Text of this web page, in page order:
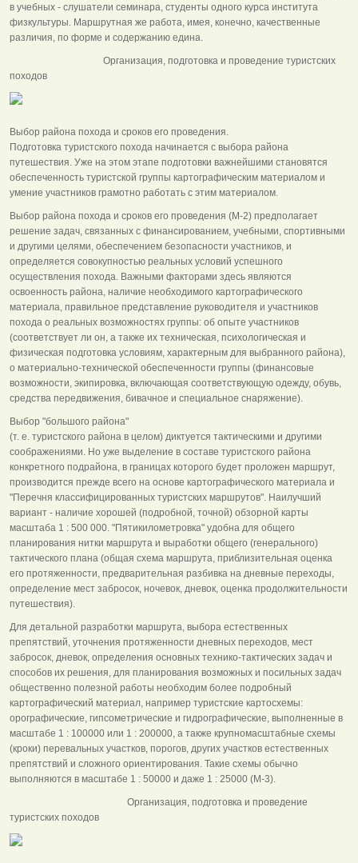
в учебных - слушатели семинара, студенты одного курса института
физкультуры. Маршрутная же работа, имея, конечно, качественные
различия, по форме и содержанию едина.
Организация, подготовка и проведение туристских
походов
Выбор района похода и сроков его проведения.
Подготовка туристского похода начинается с выбора района
путешествия. Уже на этом этапе подготовки важнейшими становятся
обеспеченность туристской группы картографическим материалом и
умение участников грамотно работать с этим материалом.
Выбор района похода и сроков его проведения (М-2) предполагает
решение задач, связанных с финансированием, учебными, спортивными
и другими целями, обеспечением безопасности участников, и
определяется совокупностью реальных условий успешного
осуществления похода. Важными факторами здесь являются
освоенность района, наличие необходимого картографического
материала, правильное представление руководителя и участников
похода о реальных возможностях группы: об опыте участников
(соответствует ли он, а также их техническая, психологическая и
физическая подготовка условиям, характерным для выбранного района),
о материально-технической обеспеченности группы (финансовые
возможности, экипировка, включающая соответствующую одежду, обувь,
средства передвижения, бивачное и специальное снаряжение).
Выбор "большого района"
(т. е. туристского района в целом) диктуется тактическими и другими
соображениями. Но уже выделение в составе туристского района
конкретного подрайона, в границах которого будет проложен маршрут,
производится прежде всего на основе картографического материала и
"Перечня классифицированных туристских маршрутов". Наилучший
вариант - наличие хорошей (подробной, точной) обзорной карты
масштаба 1 : 500 000. "Пятикилометровка" удобна для общего
планирования нитки маршрута и выработки общего (генерального)
тактического плана (общая схема маршрута, приблизительная оценка
его протяженности, предварительная разбивка на дневные переходы,
определение мест забросок, ночевок, дневок, оценка продолжительности
путешествия).
Для детальной разработки маршрута, выбора естественных
препятствий, уточнения протяженности дневных переходов, мест
забросок, дневок, определения основных технико-тактических задач и
способов их решения, для планирования возможных и посильных задач
общественно полезной работы необходим более подробный
картографический материал, например туристские картосхемы:
орографические, гипсометрические и гидрографические, выполненные в
масштабе 1 : 100000 или 1 : 200000, а также крупномасштабные схемы
(кроки) перевальных участков, порогов, других участков естественных
препятствий и сложного ориентирования. Такие схемы обычно
выполняются в масштабе 1 : 50000 и даже 1 : 25000 (М-3).
Организация, подготовка и проведение
туристских походов